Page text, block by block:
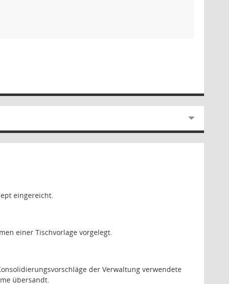
eingereicht.
einer Tischvorlage vorgelegt.
der Verwaltung verwendete
übersandt.